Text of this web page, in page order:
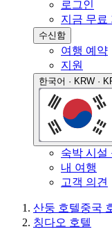
로그인
지금 무료
수신함
여행 예약
지원
한국어 · KRW ·
숙박 시설
내 여행
고객 의견
산둥 호텔중국
칭다오 호텔